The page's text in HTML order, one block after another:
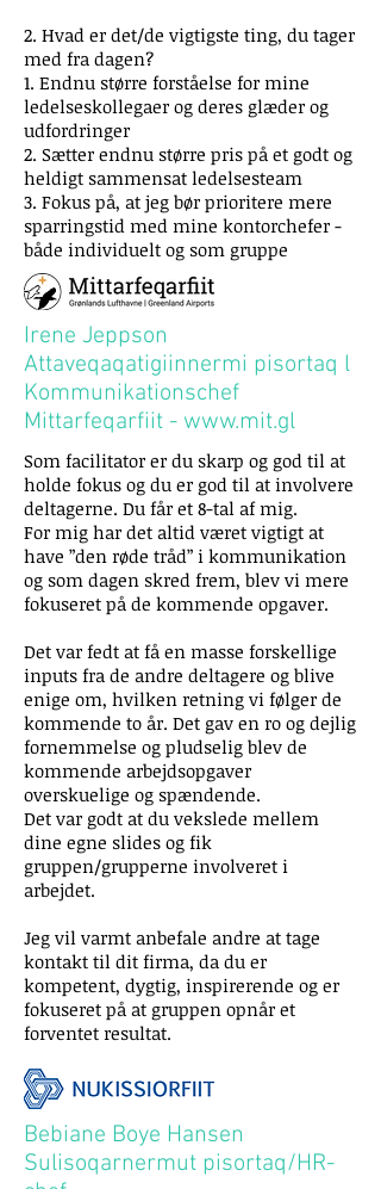
2. Hvad er det/de vigtigste ting, du tager
med fra dagen?
1. Endnu større forståelse for mine
ledelseskollegaer og deres glæder og
udfordringer
2. Sætter endnu større pris på et godt og
heldigt sammensat ledelsesteam
3. Fokus på, at jeg bør prioritere mere
sparringstid med mine kontorchefer -
både individuelt og som gruppe
Irene Jeppson
Attaveqaqatigiinnermi pisortaq l
Kommunikationschef
Mittarfeqarfiit - www.mit.gl
Som facilitator er du skarp og god til at
holde fokus og du er god til at involvere
deltagerne. Du får et 8-tal af mig.
For mig har det altid været vigtigt at
have ”den røde tråd” i kommunikation
og som dagen skred frem, blev vi mere
fokuseret på de kommende opgaver.
Det var fedt at få en masse forskellige
inputs fra de andre deltagere og blive
enige om, hvilken retning vi følger de
kommende to år. Det gav en ro og dejlig
fornemmelse og pludselig blev de
kommende arbejdsopgaver
overskuelige og spændende.
Det var godt at du vekslede mellem
dine egne slides og fik
gruppen/grupperne involveret i
arbejdet.
Jeg vil varmt anbefale andre at tage
kontakt til dit firma, da du er
kompetent, dygtig, inspirerende og er
fokuseret på at gruppen opnår et
forventet resultat.
Bebiane Boye Hansen
Sulisoqarnermut pisortaq/HR-